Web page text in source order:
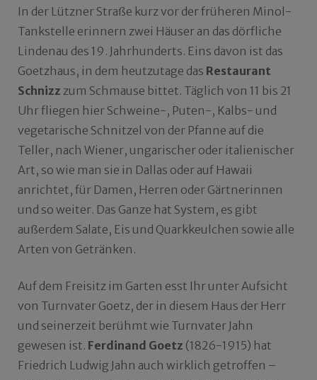
In der Lützner Straße kurz vor der früheren Minol-
Tankstelle erinnern zwei Häuser an das dörfliche
Lindenau des 19. Jahrhunderts. Eins davon ist das
Goetzhaus, in dem heutzutage das Restaurant
Schnizz zum Schmause bittet. Täglich von 11 bis 21
Uhr fliegen hier Schweine-, Puten-, Kalbs- und
vegetarische Schnitzel von der Pfanne auf die
Teller, nach Wiener, ungarischer oder italienischer
Art, so wie man sie in Dallas oder auf Hawaii
anrichtet, für Damen, Herren oder Gärtnerinnen
und so weiter. Das Ganze hat System, es gibt
außerdem Salate, Eis und Quarkkeulchen sowie alle
Arten von Getränken.
Auf dem Freisitz im Garten esst Ihr unter Aufsicht
von Turnvater Goetz, der in diesem Haus der Herr
und seinerzeit berühmt wie Turnvater Jahn
gewesen ist. Ferdinand Goetz (1826-1915) hat
Friedrich Ludwig Jahn auch wirklich getroffen –